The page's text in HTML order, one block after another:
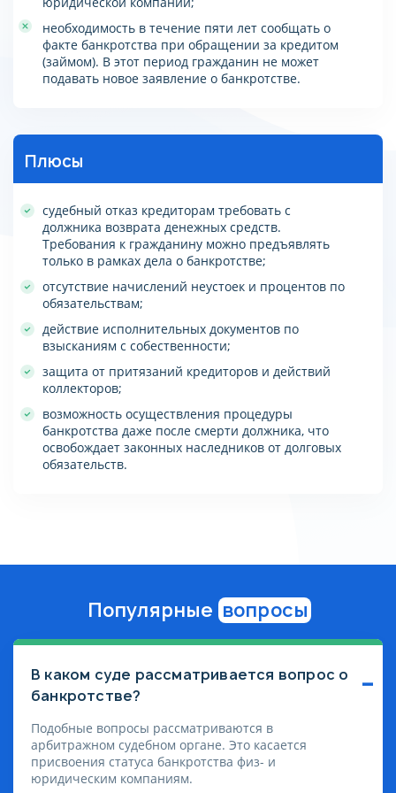
необходимость в течение пяти лет сообщать о
факте банкротства при обращении за кредитом
(займом). В этот период гражданин не может
подавать новое заявление о банкротстве.
Плюсы
судебный отказ кредиторам требовать с
должника возврата денежных средств.
Требования к гражданину можно предъявлять
только в рамках дела о банкротстве;
отсутствие начислений неустоек и процентов по
обязательствам;
действие исполнительных документов по
взысканиям с собественности;
защита от притязаний кредиторов и действий
коллекторов;
возможность осуществления процедуры
банкротства даже после смерти должника, что
освобождает законных наследников от долговых
обязательств.
Популярные вопросы
В каком суде рассматривается вопрос о
банкротстве?
Подобные вопросы рассматриваются в
арбитражном судебном органе. Это касается
присвоения статуса банкротства физ- и
юридическим компаниям.